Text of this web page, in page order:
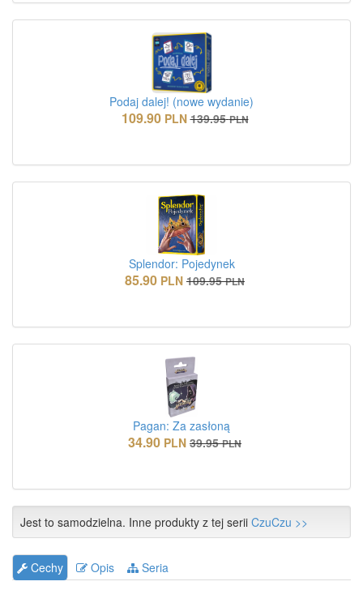
Podaj dalej! (nowe wydanie)
109.90 PLN 139.95 PLN
Splendor: Pojedynek
85.90 PLN 109.95 PLN
Pagan: Za zasłoną
34.90 PLN 39.95 PLN
Jest to samodzielna. Inne produkty z tej serii CzuCzu >>
Cechy Opis
Seria